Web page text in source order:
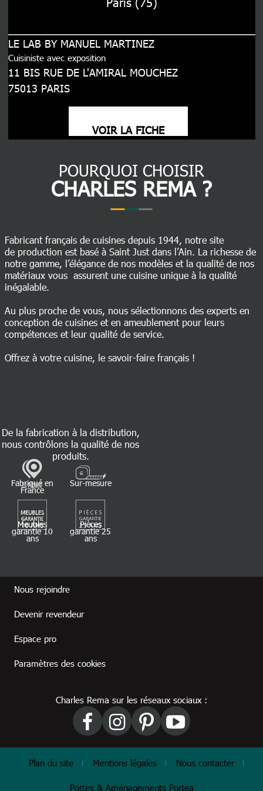
LE LAB BY MANUEL MARTINEZ
Cuisiniste avec exposition
11 BIS RUE DE L'AMIRAL MOUCHEZ
75013 PARIS
VOIR LA FICHE
POURQUOI CHOISIR
CHARLES REMA ?
Fabricant français de cuisines depuis 1944, notre site
de production est basé à Saint Just dans l’Ain. La richesse de
notre gamme, l’élégance de nos modèles et la qualité de nos
matériaux vous assurent une cuisine unique à la qualité
inégalable.
Au plus proche de vous, nous sélectionnons des experts en
conception de cuisines et en ameublement pour leurs
compétences et leur qualité de service.
Offrez à votre cuisine, le savoir-faire français !
De la fabrication à la distribution,
nous contrôlons la qualité de nos
produits.
Fabriqué en
France
Sur-mesure
Meubles
garantie 10
ans
Pièces
garantie 25
ans
Nous rejoindre
Devenir revendeur
Espace pro
Paramètres des cookies
Charles Rema sur les réseaux sociaux :
Plan du site Mentions légales Nous contacter
Portes & Aménagements Portea